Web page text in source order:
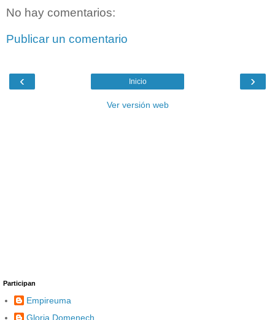
No hay comentarios:
Publicar un comentario
‹ ›
Inicio
Ver versión web
Participan
Empireuma
Gloria Domenech